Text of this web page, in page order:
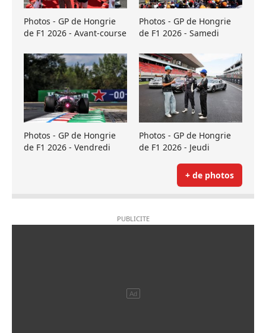
Photos - GP de Hongrie
de F1 2026 - Avant-course
Photos - GP de Hongrie
de F1 2026 - Samedi
Photos - GP de Hongrie
de F1 2026 - Vendredi
Photos - GP de Hongrie
de F1 2026 - Jeudi
+ de photos